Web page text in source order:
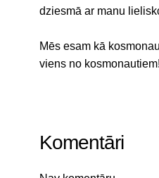
dziesmā ar manu
Mēs esam kā
viens no kosmonautiem!
Komentāri